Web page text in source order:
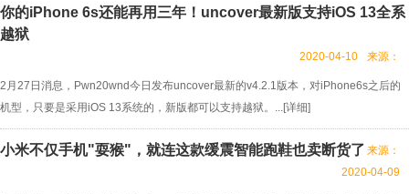
你的iPhone 6s还能再用三年！uncover最新版支持iOS 13全系
越狱
来源：
2020-04-10
2月27日消息，Pwn20wnd今日发布uncover最新的v4.2.1版本，对iPhone6s之后的
机型，只要是采用iOS 13系统的，新版都可以支持越狱。...[详细]
小米不仅手机"耍猴"，就连这款缓震智能跑鞋也卖断货了 来源：
2020-04-09